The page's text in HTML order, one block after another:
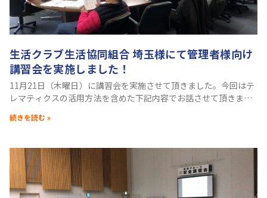
生活クラブ生活協同組合 埼玉様にて管理者様向け
講習会を実施しました！
11月21日（木曜日）に講習会を実施させて頂きました。今回はテ
レマティクスの活用方法を含めた下記内容でお話させて頂きまし
知るためのセルフチェック方法・３つの動
続きを読む »